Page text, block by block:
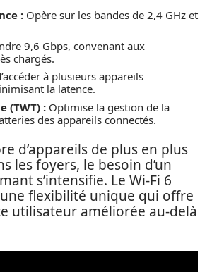
: Opère sur les bandes de 2,4 GHz et
9,6 Gbps, convenant aux
chargés.
à plusieurs appareils
la latence.
(TWT) : Optimise la gestion de la
des appareils connectés.
d’appareils de plus en plus
les foyers, le besoin d’un
s’intensifie. Le Wi-Fi 6
flexibilité unique qui offre
utilisateur améliorée au-delà